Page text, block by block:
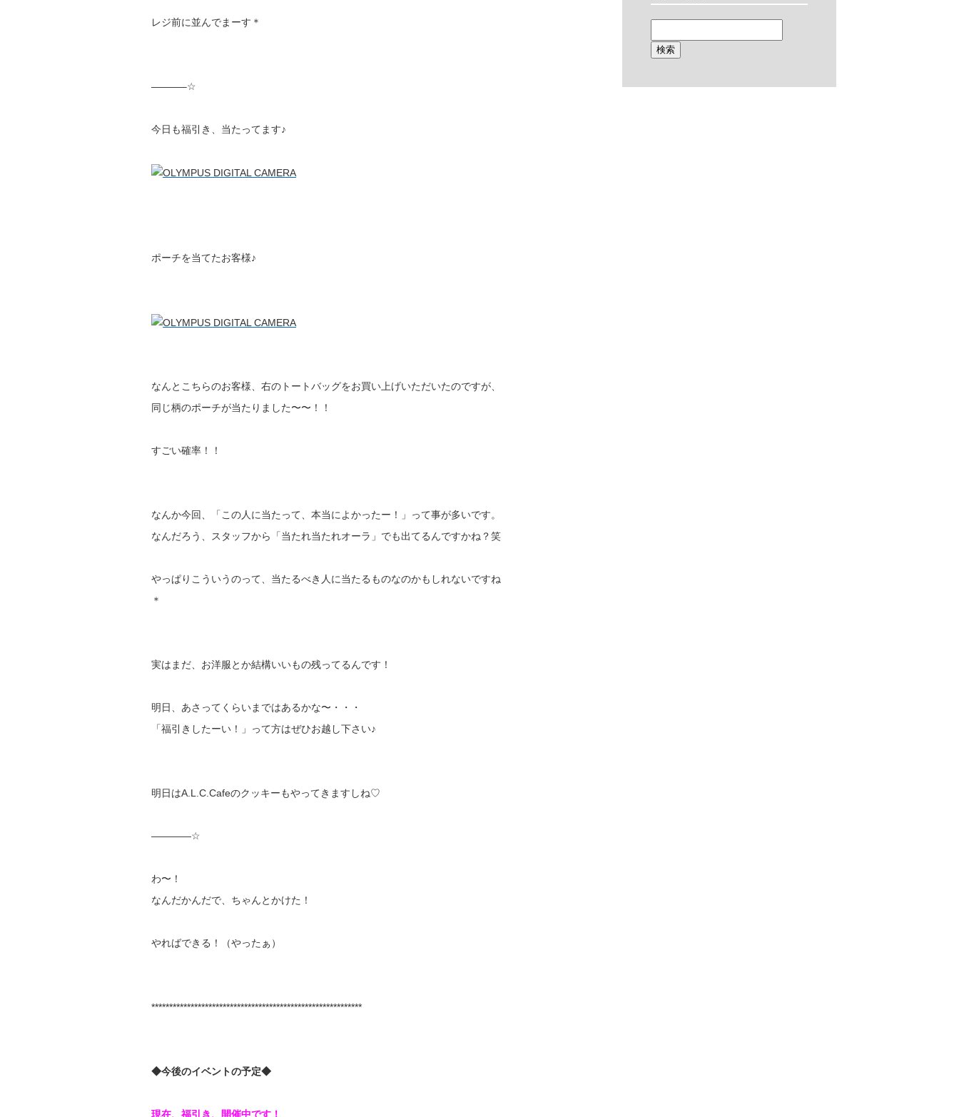
レジ前に並んでまーす＊
———–☆
今日も福引き、当たってます♪
ポーチを当てたお客様♪
なんとこちらのお客様、右のトートバッグをお買い上げいただいたのですが、
同じ柄のポーチが当たりました〜〜！！
すごい確率！！
なんか今回、「この人に当たって、本当によかったー！」って事が多いです。
なんだろう、スタッフから「当たれ当たれオーラ」でも出てるんですかね？笑
やっぱりこういうのって、当たるべき人に当たるものなのかもしれないですね
＊
実はまだ、お洋服とか結構いいもの残ってるんです！
明日、あさってくらいまではあるかな〜・・・
「福引きしたーい！」って方はぜひお越し下さい♪
明日はA.L.C.Cafeのクッキーもやってきますしね♡
————☆
わ〜！
なんだかんだで、ちゃんとかけた！
やればできる！（やったぁ）
***********************************************************
◆今後のイベントの予定◆
現在、 福引き、開催中です！